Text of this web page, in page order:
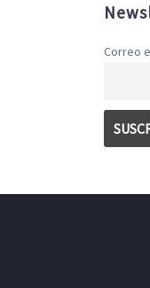
Correo